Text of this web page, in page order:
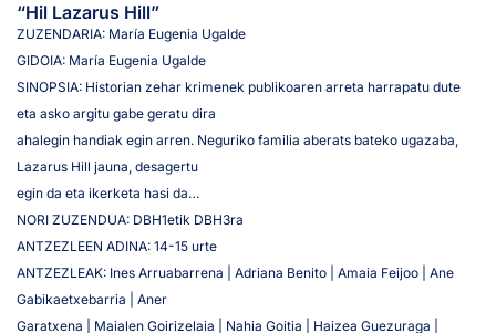
“Hil Lazarus Hill”
ZUZENDARIA: María Eugenia Ugalde
GIDOIA: María Eugenia Ugalde
SINOPSIA: Historian zehar krimenek publikoaren arreta harrapatu dute
eta asko argitu gabe geratu dira
ahalegin handiak egin arren. Neguriko familia aberats bateko ugazaba,
Lazarus Hill jauna, desagertu
egin da eta ikerketa hasi da…
NORI ZUZENDUA: DBH1etik DBH3ra
ANTZEZLEEN ADINA: 14-15 urte
ANTZEZLEAK: Ines Arruabarrena | Adriana Benito | Amaia Feijoo | Ane
Gabikaetxebarria | Aner
Garatxena | Maialen Goirizelaia | Nahia Goitia | Haizea Guezuraga |